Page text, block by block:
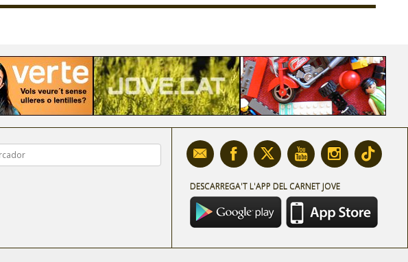
DESCARREGA'T L'APP DEL CARNET JOVE